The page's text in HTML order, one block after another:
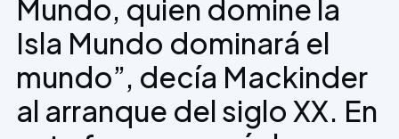
Mundo, quien domine la
Isla Mundo dominará el
mundo”, decía Mackinder
al arranque del siglo XX. En